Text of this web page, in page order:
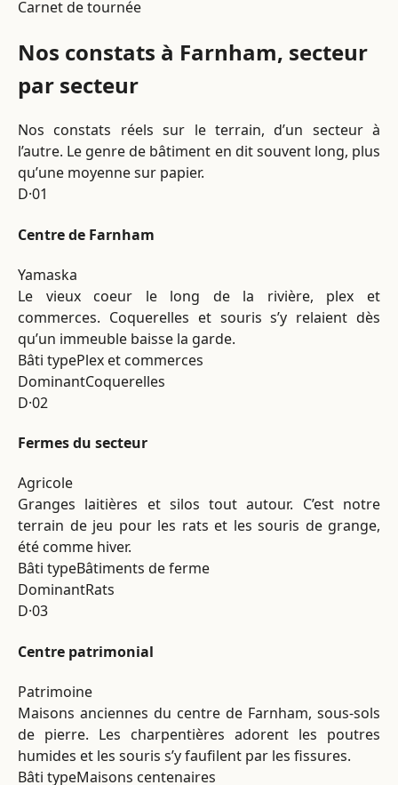
Carnet de tournée
Nos constats à Farnham, secteur
par secteur
Nos constats réels sur le terrain, d’un secteur à
l’autre. Le genre de bâtiment en dit souvent long, plus
qu’une moyenne sur papier.
D·01
Centre de Farnham
Yamaska
Le vieux coeur le long de la rivière, plex et
commerces. Coquerelles et souris s’y relaient dès
qu’un immeuble baisse la garde.
Bâti typePlex et commerces
DominantCoquerelles
D·02
Fermes du secteur
Agricole
Granges laitières et silos tout autour. C’est notre
terrain de jeu pour les rats et les souris de grange,
été comme hiver.
Bâti typeBâtiments de ferme
DominantRats
D·03
Centre patrimonial
Patrimoine
Maisons anciennes du centre de Farnham, sous-sols
de pierre. Les charpentières adorent les poutres
humides et les souris s’y faufilent par les fissures.
Bâti typeMaisons centenaires